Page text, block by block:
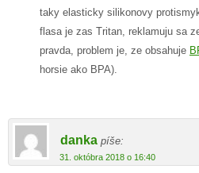
taky elasticky silikonovy
flasa je zas Tritan, reklamuju sa
pravda, problem je, ze obsahuje
horsie ako BPA).
danka píše:
31. októbra 2018 o 16:40